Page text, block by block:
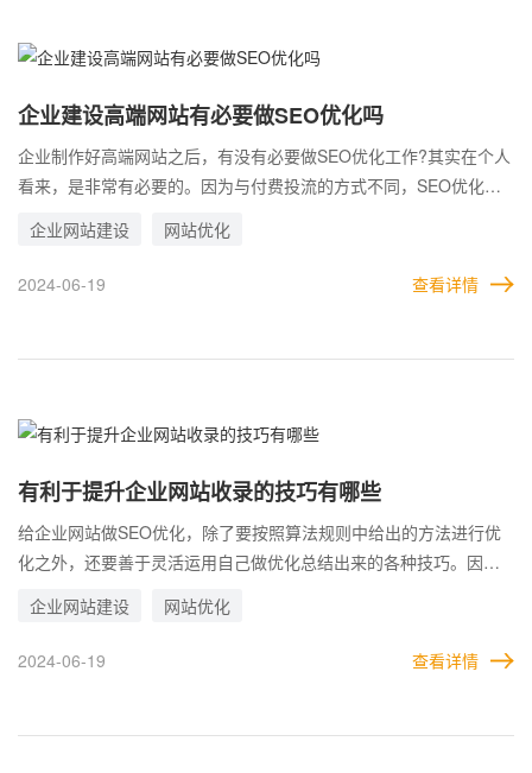
企业建设高端网站有必要做SEO优化吗
企业制作好高端网站之后，有没有必要做SEO优化工作?其实在个人
看来，是非常有必要的。因为与付费投流的方式不同，SEO优化不
端网站公司即可。 SEO的优势，在于可以长期免费为企业吸引来自
然流量。首先一个优点是长期，只要关键词排名排名做上去了，网
企业网站建设 网站优化
2024-06-19 查看详情
有利于提升企业网站收录的技巧有哪些
给企业网站做SEO优化，除了要按照算法规则中给出的方法进行优
化之外，还要善于灵活运用自己做优化总结出来的各种技巧。因为
的。 所以，要想提升企业网站的收录效果，就需要在算法推荐的方
法之上，再利用一些小技巧，从而加速获得收录效果。当然，如果
企业网站建设 网站优化
2024-06-19 查看详情